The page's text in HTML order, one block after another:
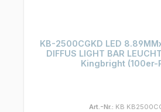
KB-2500CGKD LED
DIFFUS LIGHT BAR
Kingbright (100er-
Art.-Nr.: KB